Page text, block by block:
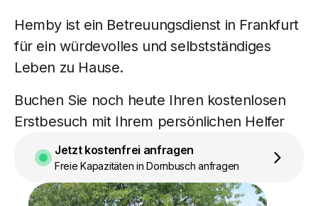
Hemby ist ein Betreuungsdienst in Frankfurt
für ein würdevolles und selbstständiges
Leben zu Hause.
Buchen Sie noch heute Ihren kostenlosen
Erstbesuch mit Ihrem persönlichen Helfer
Jetzt kostenfrei anfragen
Freie Kapazitäten in Dornbusch anfragen